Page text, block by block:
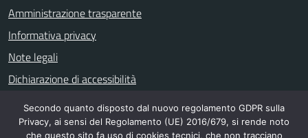
Amministrazione trasparente
Informativa privacy
Note legali
Dichiarazione di accessibilità
SEGUICI SU
Secondo quanto disposto dal nuovo regolamento GDPR sulla
Privacy, ai sensi del Regolamento (UE) 2016/679, si rende noto
che questo sito fa uso di cookies tecnici, che non tracciano